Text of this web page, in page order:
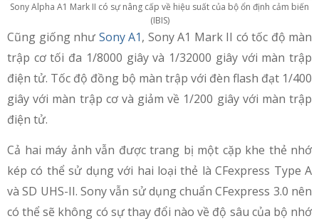
Sony Alpha A1 Mark II có sự nâng cấp về hiệu suất của bộ ổn định cảm biến
(IBIS)
Cũng giống như Sony A1, Sony A1 Mark II có tốc độ màn
trập cơ tối đa 1/8000 giây và 1/32000 giây với màn trập
điện tử. Tốc độ đồng bộ màn trập với đèn flash đạt 1/400
giây với màn trập cơ và giảm về 1/200 giây với màn trập
điện tử.
Cả hai máy ảnh vẫn được trang bị một cặp khe thẻ nhớ
kép có thể sử dụng với hai loại thẻ là CFexpress Type A
và SD UHS-II. Sony vẫn sử dụng chuẩn CFexpress 3.0 nên
có thể sẽ không có sự thay đổi nào về độ sâu của bộ nhớ